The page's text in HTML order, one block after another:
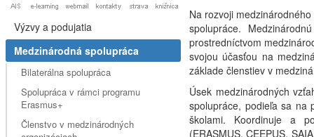
Na rozvoji
spolupráce.
prostredníctvom
svojou účasťou na
základe členstiev v
Úsek medzinárodných
spolupráce, podieľa sa na
školami. Koordinuje a
(ERASMUS, CEEPUS,
Výzvy a podujatia
Medzinárodná spolupráca
Bilaterálna spolupráca
Spolupráca v rámci programu
Erasmus+
Členstvo v medzinárodných